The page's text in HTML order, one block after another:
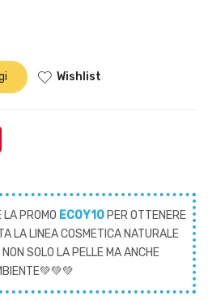
Wishlist
PROMO ECOY10 PER OTTENERE
LA LINEA COSMETICA NATURALE
SOLO LA PELLE MA ANCHE